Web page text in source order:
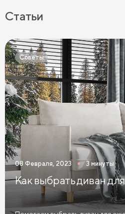
Тонкие матрасы Матрасы с
Матрасы из латекса
Матрасы из латекса и кокоса
Матрасы с эффектом памяти
Матрасы с 5 зонами жесткости
Матрасы с 7 зонами жесткости
Односпальные матрасы
Матрасы для кроватей
Матрасы для кроватей
Статьи
Советы
08 Февраля, 2023 3 минуты
Как выбрать диван